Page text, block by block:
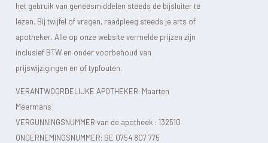
het gebruik van geneesmiddelen steeds de bijsluiter te
lezen. Bij twijfel of vragen, raadpleeg steeds je arts of
apotheker. Alle op onze website vermelde prijzen zijn
inclusief BTW en onder voorbehoud van
prijswijzigingen en of typfouten.
VERANTWOORDELIJKE APOTHEKER: Maarten
Meermans
VERGUNNINGSNUMMER van de apotheek : 132510
ONDERNEMINGSNUMMER: BE 0754 807 775